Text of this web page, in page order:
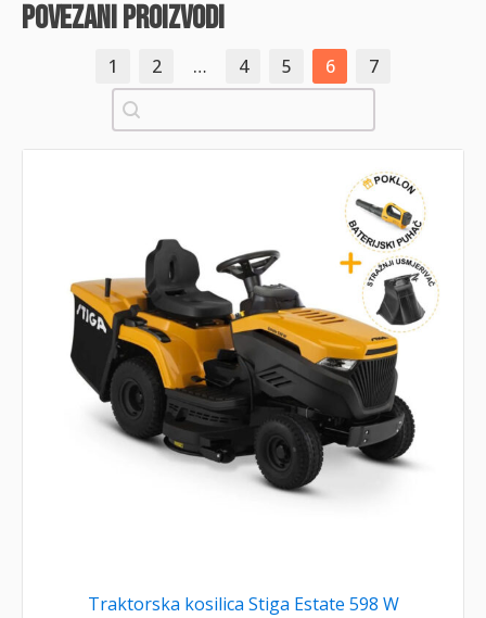
povezani proizvodi
1 2 … 4 5 6
7
Pretraži
Traktorska kosilica Stiga Estate 598 W